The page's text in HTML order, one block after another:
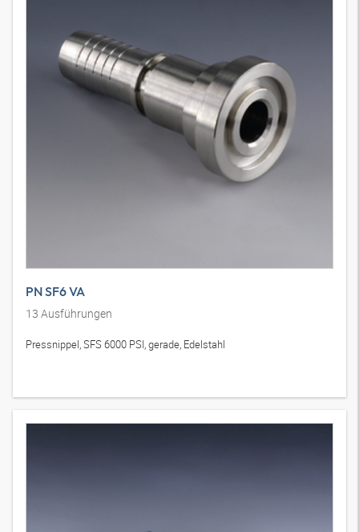
PN SF6 VA
13 Ausführungen
Pressnippel, SFS 6000 PSI, gerade, Edelstahl